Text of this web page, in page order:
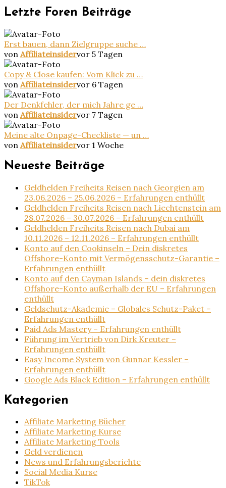
unten.
oben.
Letzte Foren Beiträge
Erst bauen, dann Zielgruppe suche …
von Affiliateinsidervor 5 Tagen
Copy & Close kaufen: Vom Klick zu …
von Affiliateinsidervor 6 Tagen
Der Denkfehler, der mich Jahre ge …
von Affiliateinsidervor 7 Tagen
Meine alte Onpage-Checkliste — un …
von Affiliateinsidervor 1 Woche
Neueste Beiträge
Geldhelden Freiheits Reisen nach Georgien am
23.06.2026 – 25.06.2026 – Erfahrungen enthüllt
Geldhelden Freiheits Reisen nach Liechtenstein am
28.07.2026 – 30.07.2026 – Erfahrungen enthüllt
Geldhelden Freiheits Reisen nach Dubai am
10.11.2026 – 12.11.2026 – Erfahrungen enthüllt
Konto auf den Cookinseln – Dein diskretes
Offshore-Konto mit Vermögensschutz-Garantie –
Erfahrungen enthüllt
Konto auf den Cayman Islands – dein diskretes
Offshore-Konto außerhalb der EU – Erfahrungen
enthüllt
Geldschutz-Akademie – Globales Schutz-Paket –
Erfahrungen enthüllt
Paid Ads Mastery – Erfahrungen enthüllt
Führung im Vertrieb von Dirk Kreuter –
Erfahrungen enthüllt
Easy Income System von Gunnar Kessler –
Erfahrungen enthüllt
Google Ads Black Edition – Erfahrungen enthüllt
Kategorien
Affiliate Marketing Bücher
Affiliate Marketing Kurse
Affiliate Marketing Tools
Geld verdienen
News und Erfahrungsberichte
Social Media Kurse
TikTok